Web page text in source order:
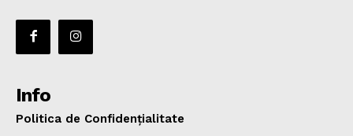
Info
Politica de Confidențialitate